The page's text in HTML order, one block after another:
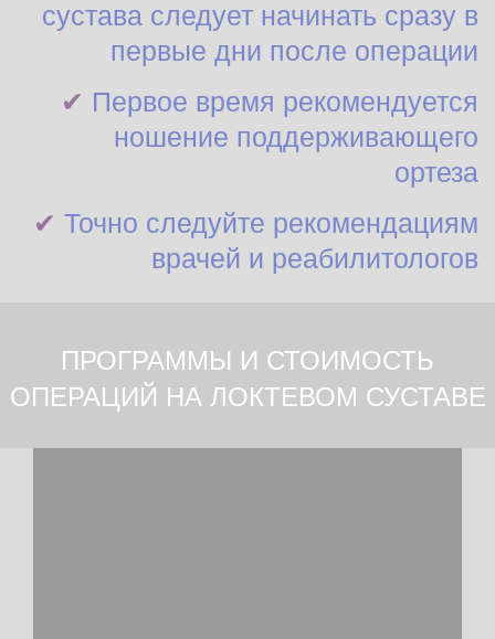
сустава следует начинать сразу в
первые дни после операции
✔ Первое время рекомендуется
ношение поддерживающего
ортеза
✔ Точно следуйте рекомендациям
врачей и реабилитологов
ПРОГРАММЫ И СТОИМОСТЬ
ОПЕРАЦИЙ НА ЛОКТЕВОМ СУСТАВЕ